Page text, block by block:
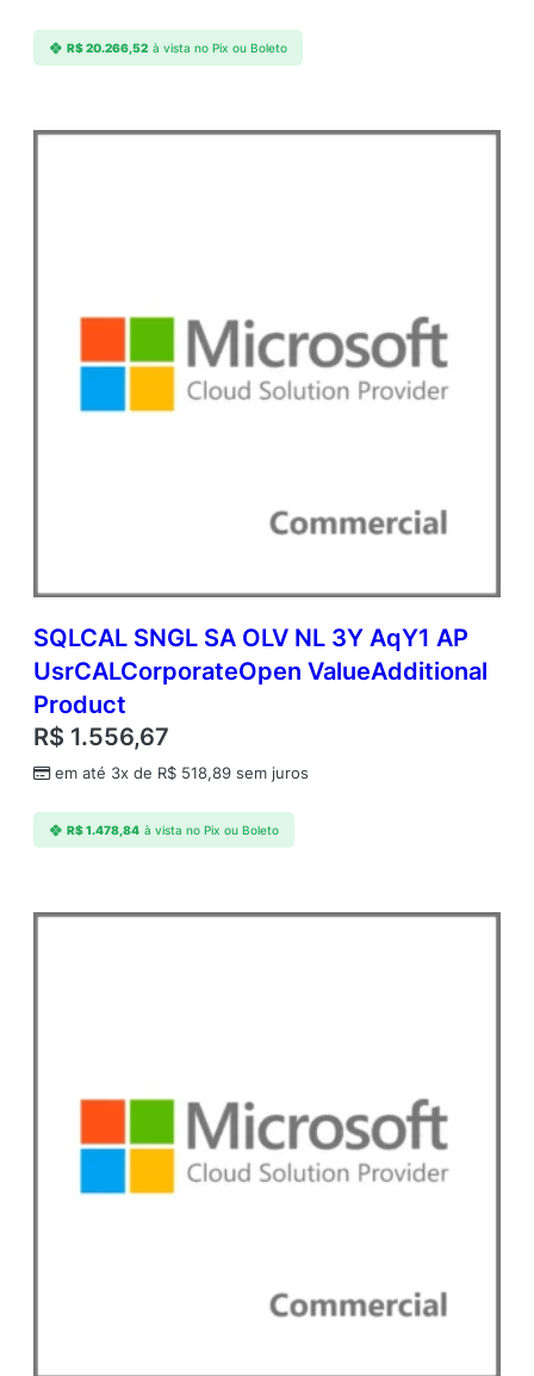
u
R$20.266,52 à vista no Pix ou Boleto
SQLCAL SNGL SA OLV NL 3Y AqY1 AP
UsrCALCorporateOpen ValueAdditional
Product
R$ 1.556,67
em até 3x de R$ 518,89 sem juros
R$1.478,84 à vista no Pix ou Boleto